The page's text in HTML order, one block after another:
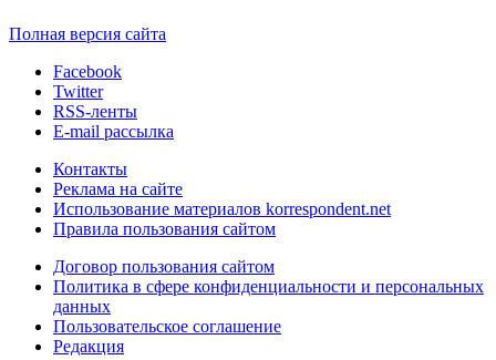
Полная версия сайта
Facebook
Twitter
RSS-ленты
E-mail рассылка
Контакты
Реклама на сайте
Использование материалов korrespondent.net
Правила пользования сайтом
Договор пользования сайтом
Политика в сфере конфиденциальности и персональных
данных
Пользовательское соглашение
Редакция